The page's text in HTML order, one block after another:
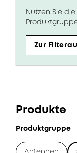
Nutzen Sie
Zur
Produkte
Produktgruppe